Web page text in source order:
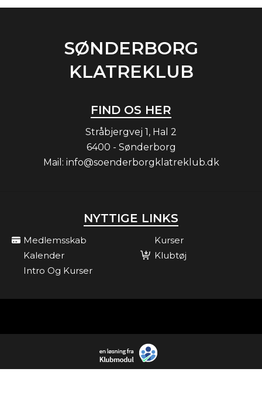
SØNDERBORG
KLATREKLUB
FIND OS HER
Stråbjergvej 1, Hal 2
6400 - Sønderborg
Mail: info@soenderborgklatreklub.dk
NYTTIGE LINKS
Medlemsskab
Kurser
Kalender
Klubtøj
Intro Og Kurser